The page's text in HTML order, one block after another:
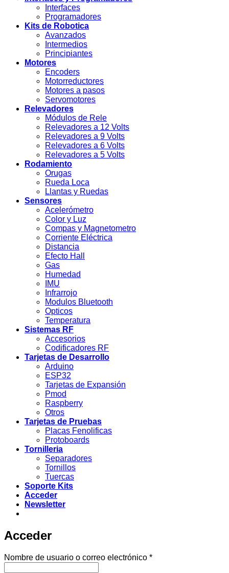
Interfaces
Programadores
Kits de Robotica
Avanzados
Intermedios
Principiantes
Motores
Encoders
Motorreductores
Motores a pasos
Servomotores
Relevadores
Módulos de Rele
Relevadores a 12 Volts
Relevadores a 9 Volts
Relevadores a 6 Volts
Relevadores a 5 Volts
Rodamiento
Orugas
Rueda Loca
Llantas y Ruedas
Sensores
Acelerómetro
Color y Luz
Compas y Magnetometro
Corriente Eléctrica
Distancia
Efecto Hall
Gas
Humedad
IMU
Infrarrojo
Modulos Bluetooth
Opticos
Temperatura
Sistemas RF
Accesorios
Codificadores RF
Tarjetas de Desarrollo
Arduino
ESP32
Tarjetas de Expansión
Pmod
Raspberry
Otros
Tarjetas de Pruebas
Placas Fenolificas
Protoboards
Tornilleria
Separadores
Tornillos
Tuercas
Soporte Kits
Acceder
Newsletter
Acceder
Nombre de usuario o correo electrónico *Obligatorio